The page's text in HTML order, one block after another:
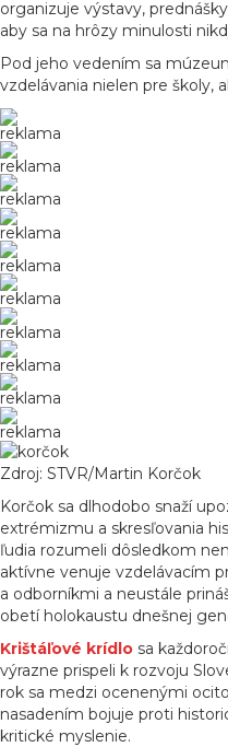
organizuje výstavy,
aby sa na hrôzy minulosti
Pod jeho vedením sa
vzdelávania nielen pre školy,
reklama
reklama
reklama
reklama
reklama
reklama
reklama
reklama
reklama
reklama
Zdroj: STVR/Martin Korčok
Korčok sa dlhodobo snaží
extrémizmu a skresľovania
ľudia rozumeli dôsledkom
aktívne venuje vzdelávacím
a odborníkmi a neustále
obetí holokaustu dnešnej
Krištáľové krídlo sa
výrazne prispeli k rozvoju
rok sa medzi ocenenými
nasadením bojuje proti
kritické myslenie.